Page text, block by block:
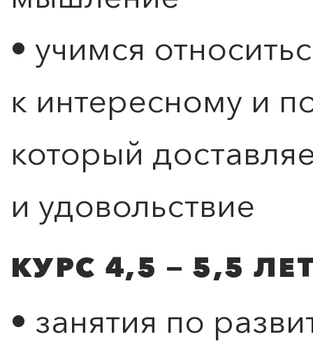
• учимся
к интересному и
который
и удовольствие
КУРС 4,5 — 5,5
• занятия по